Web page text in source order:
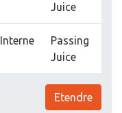
Juice
Interne
Passing
Juice
Etendre